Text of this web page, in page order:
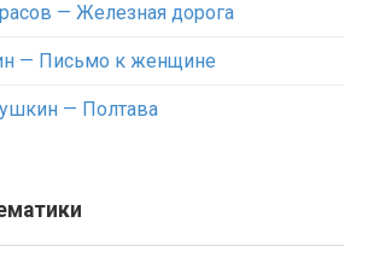
— Железная дорога
— Письмо к женщине
— Полтава